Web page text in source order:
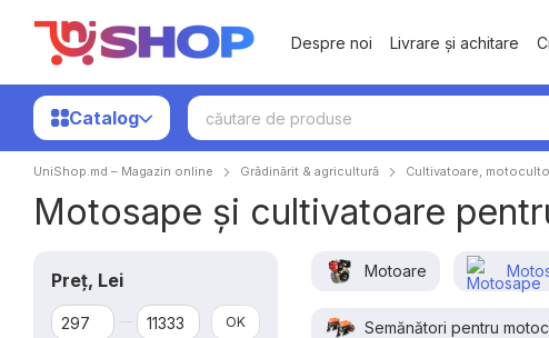
Mergi la conținutul principal
Despre noi
Livrare și achitare
Catalog
UniShop.md – Magazin online Grădinărit & agricultură Cultivatoare,
Motosape și cultivatoare
Motoare
Semănători pentru
Preț, Lei
De la Preț, Lei
Până la Preț, Lei OK